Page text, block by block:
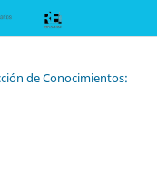
de Conocimientos: